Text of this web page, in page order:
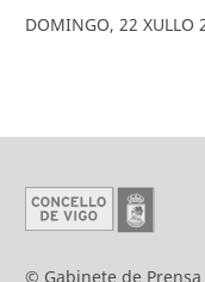
DOMINGO, 22 XULLO
© Gabinete de